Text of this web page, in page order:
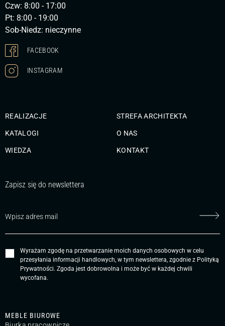
Czw: 8:00 - 17:00
Pt: 8:00 - 19:00
Sob-Niedz: nieczynne
FACEBOOK
INSTAGRAM
MEBLE BIUROWE
REALIZACJE
KATALOGI
WIEDZA
STREFA ARCHITEKTA
O NAS
KONTAKT
Zapisz się do newslettera
Wyrażam zgodę na przetwarzanie moich danych osobowych w celu
przesyłania informacji handlowych, w tym newslettera, zgodnie z Polityką
Prywatności. Zgoda jest dobrowolna i może być w każdej chwili
wycofana.